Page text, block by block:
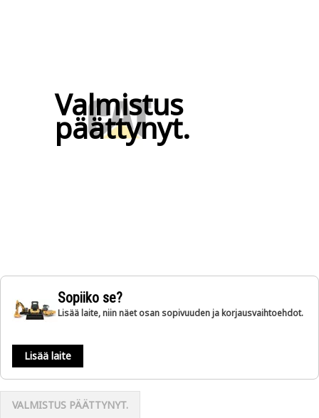
Valmistus
päättynyt.
Sopiiko se?
Lisää laite, niin näet osan sopivuuden ja korjausvaihtoehdot.
Lisää laite
VALMISTUS PÄÄTTYNYT.